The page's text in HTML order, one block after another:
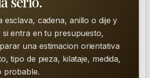
esclava, cadena, anillo o dije y
si entra en tu presupuesto,
una estimacion orientativa
tipo de pieza, kilataje, medida,
probable.